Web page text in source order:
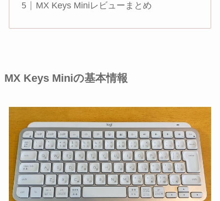
MX Keys Miniレビューまとめ
MX Keys Miniの基本情報